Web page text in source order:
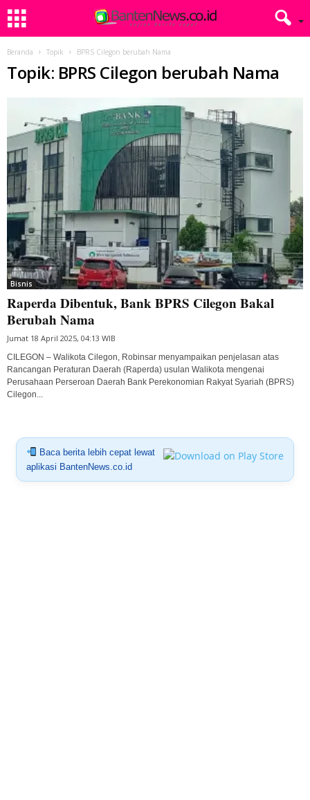
Beranda Topik BPRS Cilegon berubah Nama
Topik: BPRS Cilegon berubah Nama
Bisnis
Raperda Dibentuk, Bank BPRS Cilegon Bakal
Berubah Nama
Jumat 18 April 2025, 04:13 WIB
CILEGON – Walikota Cilegon, Robinsar menyampaikan penjelasan atas
Rancangan Peraturan Daerah (Raperda) usulan Walikota mengenai
Perusahaan Perseroan Daerah Bank Perekonomian Rakyat Syariah (BPRS)
Cilegon...
Baca berita lebih cepat lewat
aplikasi BantenNews.co.id